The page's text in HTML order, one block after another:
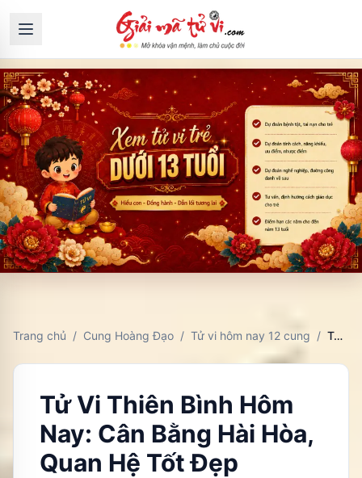
Trang chủ / Cung Hoàng Đạo / Tử vi hôm nay 12 cung / Tử Vi Thiên Bình Hôm Nay: Cân Bằng Hài Hòa, Quan Hệ Tốt Đẹp
Tử Vi Thiên Bình Hôm
Nay: Cân Bằng Hài Hòa,
Quan Hệ Tốt Đẹp